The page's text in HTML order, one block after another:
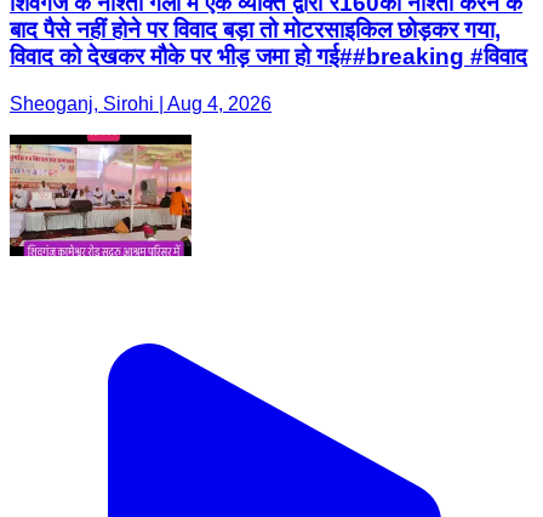
बाद पैसे नहीं होने पर विवाद बड़ा तो मोटरसाइकिल छोड़कर गया,
विवाद को देखकर मौके पर भीड़ जमा हो गई##breaking #विवाद
Sheoganj, Sirohi | Aug 4, 2026